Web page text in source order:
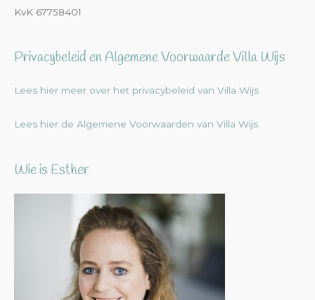
KvK 67758401
Privacybeleid en Algemene Voorwaarde Villa Wijs
Lees hier meer over het privacybeleid van Villa Wijs
Lees hier de Algemene Voorwaarden van Villa Wijs
Wie is Esther